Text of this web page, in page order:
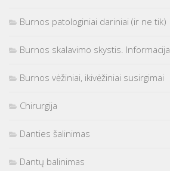
Burnos patologiniai dariniai (ir ne tik)
Burnos skalavimo skystis. Informacija
Burnos vėžiniai, ikivėžiniai susirgimai
Chirurgija
Danties šalinimas
Dantų balinimas